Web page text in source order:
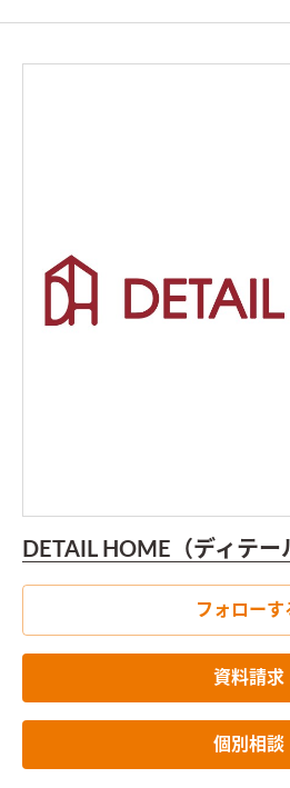
DETAIL HOME（ディテー
フォローす
資料請求
個別相談